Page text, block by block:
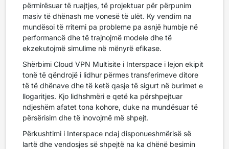
përmirësuar të ruajtjes, të projektuar për përpunim
masiv të dhënash me vonesë të ulët. Ky vendim na
mundësoi të rritemi pa probleme pa asnjë humbje në
performancë dhe të trajnojmë modele dhe të
ekzekutojmë simulime në mënyrë efikase.
Shërbimi Cloud VPN Multisite i Interspace i lejon ekipit
tonë të qëndrojë i lidhur përmes transferimeve ditore
të të dhënave dhe të ketë qasje të sigurt në burimet e
llogaritjes. Kjo lidhshmëri e qetë ka përshpejtuar
ndjeshëm afatet tona kohore, duke na mundësuar të
përsërisim dhe të inovojmë më shpejt.
Përkushtimi i Interspace ndaj disponueshmërisë së
lartë dhe vendosjes së shpejtë na ka dhënë besimin